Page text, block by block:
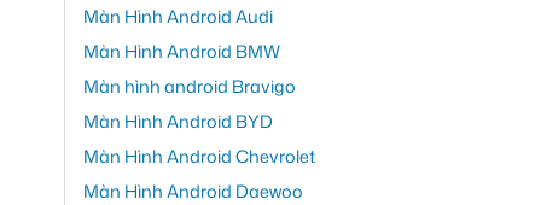
Màn Hình Android Audi
Màn Hình Android BMW
Màn hình android Bravigo
Màn Hình Android BYD
Màn Hình Android Chevrolet
Màn Hình Android Daewoo